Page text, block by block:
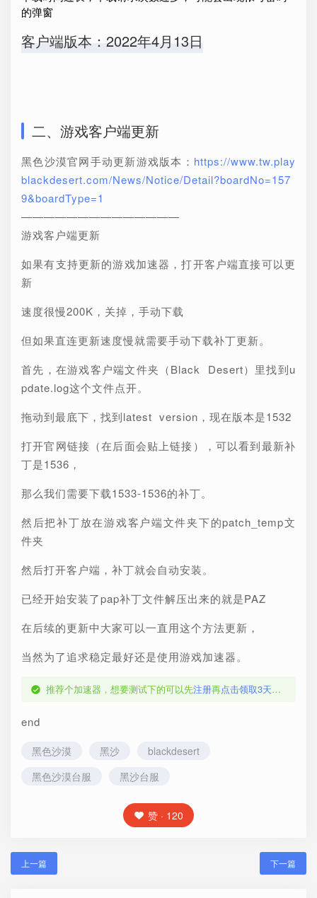
的弹窗
客户端版本：2022年4月13日
二、游戏客户端更新
黑色沙漠官网手动更新游戏版本： https://www.tw.play
blackdesert.com/News/Notice/Detail?boardNo=157
9&boardType=1
——————————————
游戏客户端更新
如果有支持更新的游戏加速器，打开客户端直接可以更
新
速度很慢200K，关掉，手动下载
但如果直连更新速度慢就需要手动下载补丁更新。
首先，在游戏客户端文件夹（Black Desert）里找到u
pdate.log这个文件点开。
拖动到最底下，找到latest version，现在版本是1532
打开官网链接（在后面会贴上链接），可以看到最新补
丁是1536，
那么我们需要下载1533-1536的补丁。
然后把补丁放在游戏客户端文件夹下的patch_temp文
件夹
然后打开客户端，补丁就会自动安装。
已经开始安装了pap补丁文件解压出来的就是PAZ
在后续的更新中大家可以一直用这个方法更新，
当然为了追求稳定最好还是使用游戏加速器。
推荐个加速器，想要测试下的可以先注册再点击领取3天体验卡
end
黑色沙漠 黑沙
blackdesert
黑色沙漠台服
黑沙台服
赞 · 120
上一篇 下一篇